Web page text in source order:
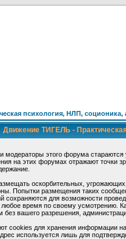
психология, НЛП, соционика,
Движение ТИГЕЛЬ -
модераторы этого форума
на этих форумах отражают точки
оскорбительных,
Попытки размещения таких
сохраняются для возможности
время по своему усмотрению.
без вашего разрешения,
cookies для хранения информации
используется лишь для